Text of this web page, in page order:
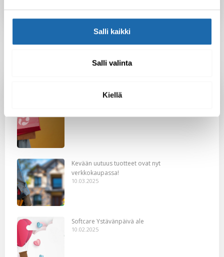
Salli kaikki
Salli valinta
Kiellä
Kevään uutuus tuotteet ovat nyt
verkkokaupassa!
10.03.2025
Softcare Ystävänpäivä ale
10.02.2025